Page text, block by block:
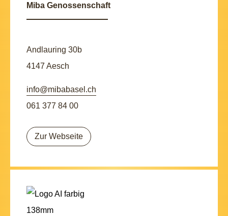
Miba Genossenschaft
Andlauring 30b
4147 Aesch
info@mibabasel.ch
061 377 84 00
Zur Webseite